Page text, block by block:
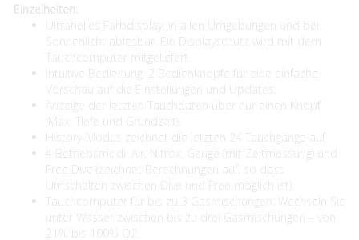
Einzelheiten:
Ultrahelles Farbdisplay, in allen Umgebungen und bei
Sonnenlicht ablesbar. Ein Displayschutz wird mit dem
Tauchcomputer mitgeliefert.
Intuitive Bedienung: 2 Bedienknopfe für eine einfache
Vorschau auf die Einstellungen und Updates.
Anzeige der letzten Tauchdaten über nur einen Knopf
(Max. Tiefe und Grundzeit).
History-Modus zeichnet die letzten 24 Tauchgänge auf
4 Betriebsmodi: Air, Nitrox, Gauge (mit Zeitmessung) und
Free Dive (zeichnet Berechnungen auf, so dass
Umschalten zwischen Dive und Free möglich ist).
Tauchcomputer für bis zu 3 Gasmischungen: Wechseln Sie
unter Wasser zwischen bis zu drei Gasmischungen – von